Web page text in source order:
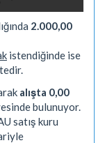
2.000,00
istendiğinde ise
alışta 0,00
bulunuyor.
satış kuru